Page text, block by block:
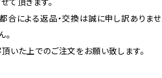
て頂きます。
合による返品・交換は誠に申し訳ありま
。
いた上でのご注文をお願い致します。